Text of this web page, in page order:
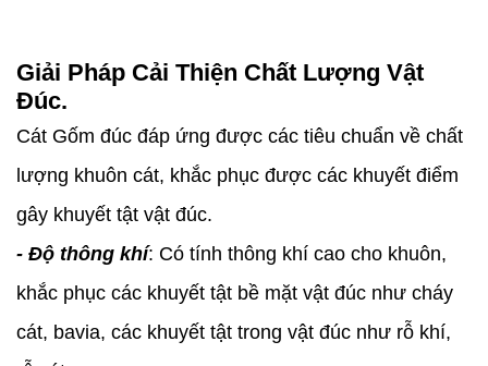
Giải Pháp Cải Thiện Chất Lượng Vật
Đúc.
Cát Gốm đúc đáp ứng được các tiêu chuẩn về chất
lượng khuôn cát, khắc phục được các khuyết điểm
gây khuyết tật vật đúc.
- Độ thông khí: Có tính thông khí cao cho khuôn,
khắc phục các khuyết tật bề mặt vật đúc như cháy
cát, bavia, các khuyết tật trong vật đúc như rỗ khí,